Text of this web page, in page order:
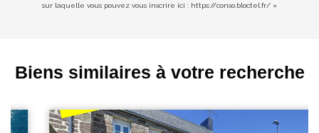
sur laquelle vous pouvez vous inscrire ici : https://conso.bloctel.fr/ »
Biens similaires à votre recherche